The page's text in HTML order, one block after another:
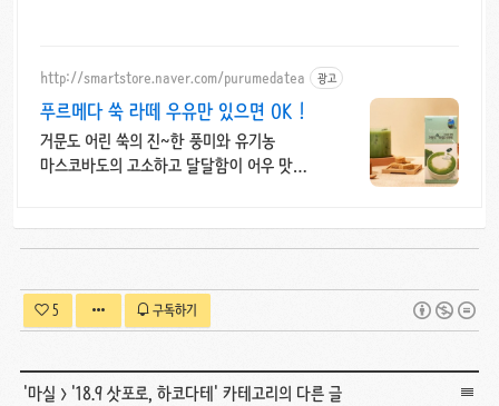
http://smartstore.naver.com/purumedatea 광고
푸르메다 쑥 라떼 우유만 있으면 OK !
거문도 어린 쑥의 진~한 풍미와 유기농
마스코바도의 고소하고 달달함이 어우 맛
5 구독하기
'마실 > '18.9 삿포로, 하코다테' 카테고리의 다른 글